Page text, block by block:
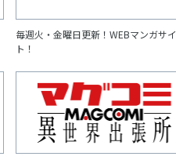
毎週火・金曜日更新！WEBマンガサイ
ト！